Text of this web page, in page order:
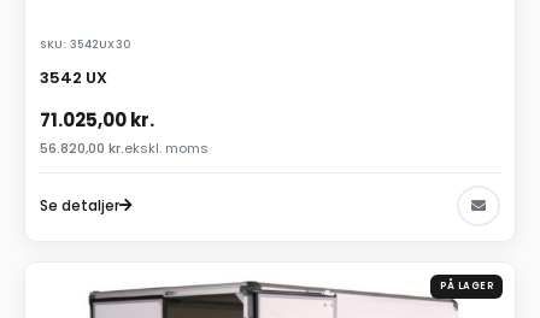
SKU: 3542UX30
3542 UX
71.025,00kr.
56.820,00 kr.ekskl. moms
Se detaljer
PÅ LAGER